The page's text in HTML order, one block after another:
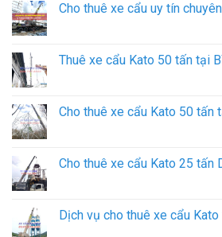
Cho thuê xe cẩu uy tín
Thuê xe cẩu Kato 50 tấn tại
Cho thuê xe cẩu Kato 50 tấn
Cho thuê xe cẩu Kato 25 tấn
Dịch vụ cho thuê xe cẩu